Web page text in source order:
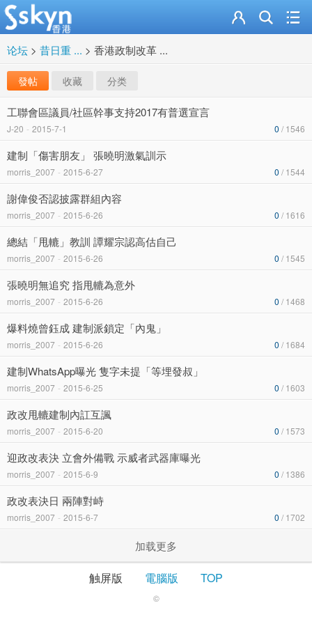
论坛 > 昔日重 ... > 香港政制改革 ...
發帖 收藏 分类
工聯會區議員/社區幹事支持2017有普選宣言
J-20 - 2015-7-1 0 / 1546
建制「傷害朋友」 張曉明激氣訓示
morris_2007 - 2015-6-27 0 / 1544
謝偉俊否認披露群組內容
morris_2007 - 2015-6-26 0 / 1616
總結「甩轆」教訓 譚耀宗認高估自己
morris_2007 - 2015-6-26 0 / 1545
張曉明無追究 指甩轆為意外
morris_2007 - 2015-6-26 0 / 1468
爆料燒曾鈺成 建制派鎖定「內鬼」
morris_2007 - 2015-6-26 0 / 1684
建制WhatsApp曝光 隻字未提「等埋發叔」
morris_2007 - 2015-6-25 0 / 1603
政改甩轆建制內訌互諷
morris_2007 - 2015-6-20 0 / 1573
迎政改表決 立會外備戰 示威者武器庫曝光
morris_2007 - 2015-6-9 0 / 1386
政改表決日 兩陣對峙
morris_2007 - 2015-6-7 0 / 1702
加载更多
触屏版 電腦版 TOP
©